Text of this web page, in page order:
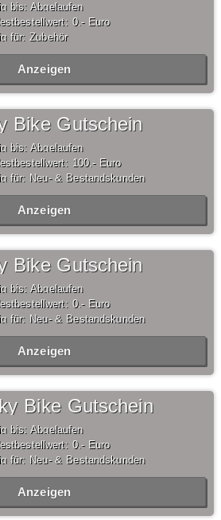
bis: Abgelaufen
0,- Euro
für: Zubehör
Anzeigen
Bike Gutschein
bis: Abgelaufen
100,- Euro
für: Neu- & Bestandskunden
Anzeigen
Bike Gutschein
bis: Abgelaufen
0,- Euro
für: Neu- & Bestandskunden
Anzeigen
Bike Gutschein
bis: Abgelaufen
0,- Euro
für: Neu- & Bestandskunden
Anzeigen